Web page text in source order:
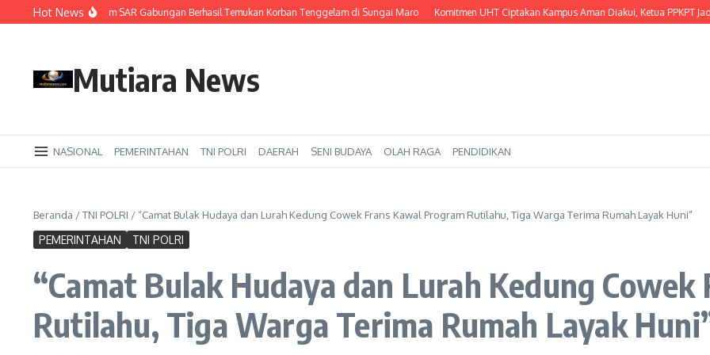
Lewati ke konten
Hot News
Ketiga Pencarian, Tim SAR Gabungan Berhasil Temukan Korban Tenggelam di Sungai Maro Komitmen UHT Ciptakan Kampus Aman Diakui, Ketua PPKPT
Mutiara News
NASIONAL PEMERINTAHAN TNI POLRI DAERAH SENI BUDAYA OLAH RAGA PENDIDIKAN
Beranda /TNI POLRI / “Camat Bulak Hudaya dan Lurah Kedung Cowek Frans Kawal Program Rutilahu, Tiga Warga Terima Rumah Layak Huni”
PEMERINTAHAN TNI POLRI
“Camat Bulak Hudaya dan Lurah Kedung
Rutilahu, Tiga Warga Terima Rumah Layak